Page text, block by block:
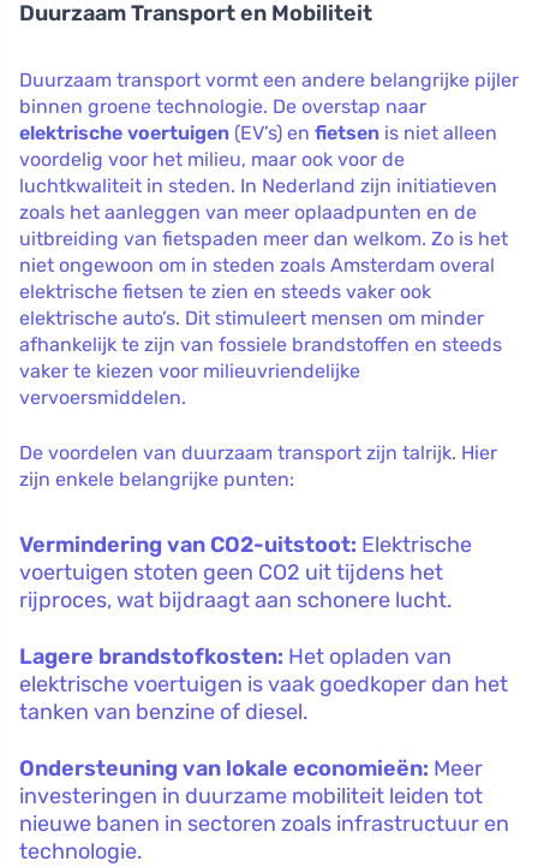
Duurzaam Transport en Mobiliteit
Duurzaam transport vormt een andere belangrijke pijler
binnen groene technologie. De overstap naar
elektrische voertuigen (EV’s) en fietsen is niet alleen
voordelig voor het milieu, maar ook voor de
luchtkwaliteit in steden. In Nederland zijn initiatieven
zoals het aanleggen van meer oplaadpunten en de
uitbreiding van fietspaden meer dan welkom. Zo is het
niet ongewoon om in steden zoals Amsterdam overal
elektrische fietsen te zien en steeds vaker ook
elektrische auto’s. Dit stimuleert mensen om minder
afhankelijk te zijn van fossiele brandstoffen en steeds
vaker te kiezen voor milieuvriendelijke
vervoersmiddelen.
De voordelen van duurzaam transport zijn talrijk. Hier
zijn enkele belangrijke punten:
Vermindering van CO2-uitstoot: Elektrische
voertuigen stoten geen CO2 uit tijdens het
rijproces, wat bijdraagt aan schonere lucht.
Lagere brandstofkosten: Het opladen van
elektrische voertuigen is vaak goedkoper dan het
tanken van benzine of diesel.
Ondersteuning van lokale economieën: Meer
investeringen in duurzame mobiliteit leiden tot
nieuwe banen in sectoren zoals infrastructuur en
technologie.